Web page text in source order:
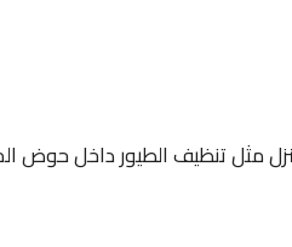
مثل تنظيف الطيور داخل حوض